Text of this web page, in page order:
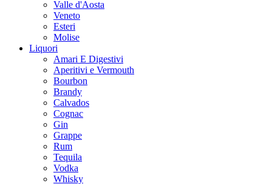
Valle d'Aosta
Veneto
Esteri
Molise
Liquori
Amari E Digestivi
Aperitivi e Vermouth
Bourbon
Brandy
Calvados
Cognac
Gin
Grappe
Rum
Tequila
Vodka
Whisky